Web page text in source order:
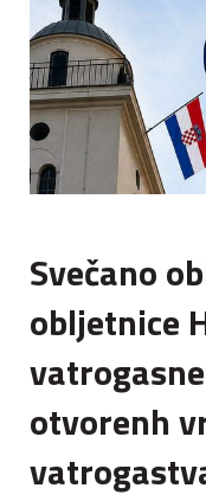
Svečano
obljetnice
otvorenh